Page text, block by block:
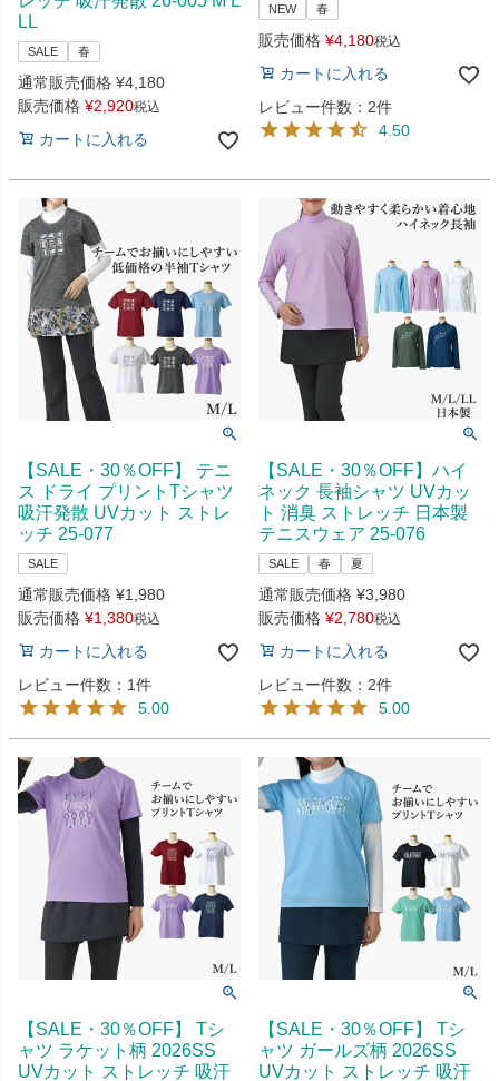
LL
SALE 春
通常販売価格 ¥4,180
販売価格 ¥2,920税込
カートに入れる
NEW 春
販売価格 ¥4,180税込
カートに入れる
レビュー件数：2件
4.50
【SALE・30％OFF】 テニ
ス ドライ プリントTシャツ
吸汗発散 UVカット ストレ
ッチ 25-077
SALE
通常販売価格 ¥1,980
販売価格 ¥1,380税込
カートに入れる
レビュー件数：1件
5.00
【SALE・30％OFF】ハイ
ネック 長袖シャツ UVカッ
ト 消臭 ストレッチ 日本製
テニスウェア 25-076
SALE 春 夏
通常販売価格 ¥3,980
販売価格 ¥2,780税込
カートに入れる
レビュー件数：2件
5.00
【SALE・30％OFF】 Tシ
ャツ ラケット柄 2026SS
UVカット ストレッチ 吸汗
【SALE・30％OFF】 Tシ
ャツ ガールズ柄 2026SS
UVカット ストレッチ 吸汗